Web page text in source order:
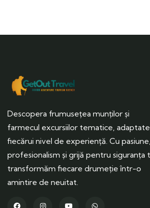
Descopera frumusețea munților și
farmecul excursiilor tematice, adaptate
fiecărui nivel de experiență. Cu pasiune,
profesionalism și grijă pentru siguranța
transformăm fiecare drumeție într-o
amintire de neuitat.